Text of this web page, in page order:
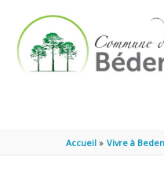
Accueil Vivre à